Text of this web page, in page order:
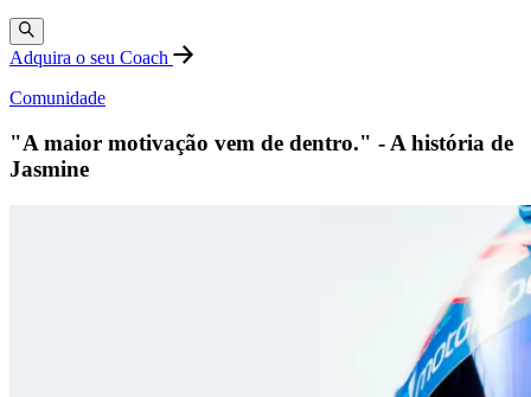
Adquira o seu Coach
Comunidade
"A maior motivação vem de dentro." - A história de
Jasmine